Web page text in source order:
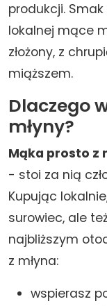
produkcji.
lokalnej mące
złożony, z
miąższem.
Dlaczego
młyny?
Mąka prosto z
- stoi za nią
Kupując
surowiec, ale
najbliższym
z młyna:
wspierasz